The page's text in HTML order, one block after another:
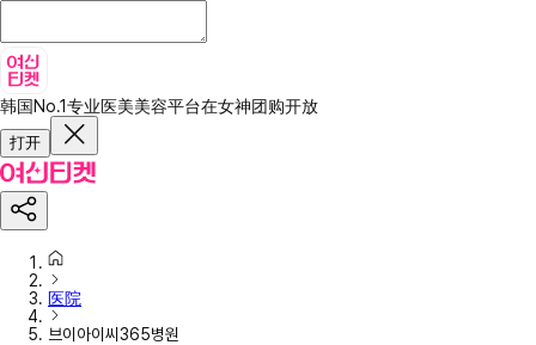
韩国No.1专业医美美容平台在女神团购开放
打开
医院
브이아이씨365병원